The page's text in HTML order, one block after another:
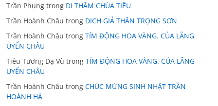
Trần Phụng trongĐI THĂM CHÙA TIÊU
Trần Hoành Châu trong DICH GIẢ THÂN TRỌNG SƠN
Trần Hoành Châu trongTÍM ĐỘNG HOA VÀNG. CỦA LÃNG
UYỂN CHÂU
Tiêu Tương Dạ Vũ trongTÍM ĐỘNG HOA VÀNG. CỦA LÃNG
UYỂN CHÂU
Trần Hoành Châu trongCHÚC MỪNG SINH NHẬT TRẦN
HOÀNH HÀ